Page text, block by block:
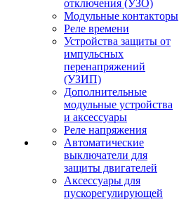
отключения (УЗО)
Модульные контакторы
Реле времени
Устройства защиты от
импульсных
перенапряжений
(УЗИП)
Дополнительные
модульные устройства
и аксессуары
Реле напряжения
Автоматические
выключатели для
защиты двигателей
Аксессуары для
пускорегулирующей